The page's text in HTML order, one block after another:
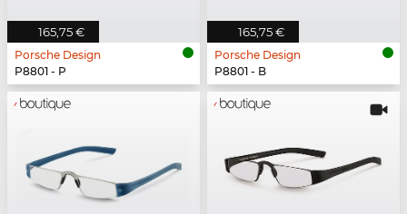
165,75 €
Porsche Design
P8801 - P
165,75 €
Porsche Design
P8801 - B